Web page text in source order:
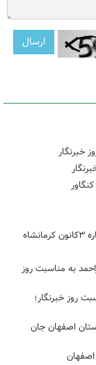
خبرنگار
به مناسبت روز
روز خبرنگار؛
اصفهان جان